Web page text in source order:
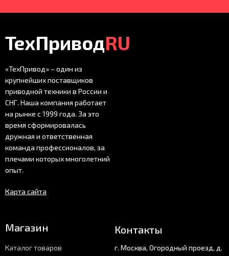
ТехПриводRU
«ТехПривод» – один из
крупнейших поставщиков
приводной техники в России и
СНГ. Наша компания работает
на рынке с 1999 года. За это
время сформировалась
дружная и ответственная
команда профессионалов, за
плечами которых многолетний
опыт.
Карта сайта
Магазин
Каталог товаров
Контакты
г. Москва, Огородный проезд, д.